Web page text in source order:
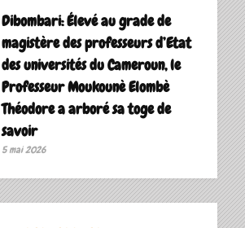
Dibombari: Élevé au grade de
magistère des professeurs d’Etat
des universités du Cameroun, le
Professeur Moukounè Elombè
Théodore a arboré sa toge de
savoir ‎
5 mai 2026